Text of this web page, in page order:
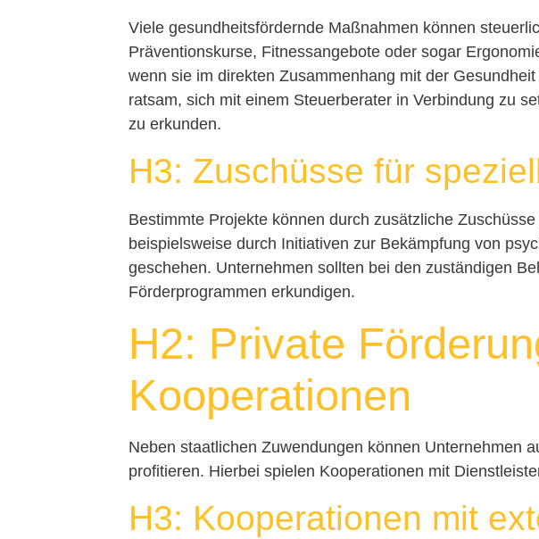
Viele gesundheitsfördernde Maßnahmen können
Präventionskurse, Fitnessangebote oder sogar
wenn sie im direkten Zusammenhang mit der
ratsam, sich mit einem Steuerberater in Verbindung zu
zu erkunden.
H3: Zuschüsse für
Bestimmte Projekte können durch zusätzliche
beispielsweise durch Initiativen zur Bekämpfung von
geschehen. Unternehmen sollten bei den zuständigen
Förderprogrammen erkundigen.
H2: Private
Kooperationen
Neben staatlichen Zuwendungen können Unternehmen
profitieren. Hierbei spielen Kooperationen mit
H3: Kooperationen mit